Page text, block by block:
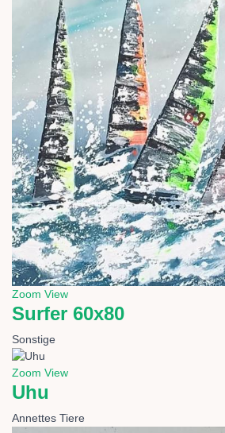
Zoom View
Surfer 60x80
Sonstige
Zoom View
Uhu
Annettes Tiere